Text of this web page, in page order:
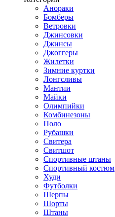
Анораки
Бомберы
Ветровки
Джинсовки
Джинсы
Джоггеры
Жилетки
Зимние куртки
Лонгсливы
Мантии
Майки
Олимпийки
Комбинезоны
Поло
Рубашки
Свитера
Свитшот
Спортивные штаны
Спортивный костюм
Худи
Футболки
Шерпы
Шорты
Штаны